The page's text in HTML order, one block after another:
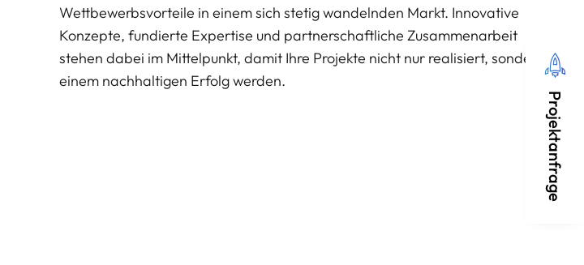
Wettbewerbsvorteile in einem sich stetig wandelnden Markt. Innovative
Konzepte, fundierte Expertise und partnerschaftliche Zusammenarbeit
stehen dabei im Mittelpunkt, damit Ihre Projekte nicht nur realisiert, sondern zu
einem nachhaltigen Erfolg werden.
Projektanfrage